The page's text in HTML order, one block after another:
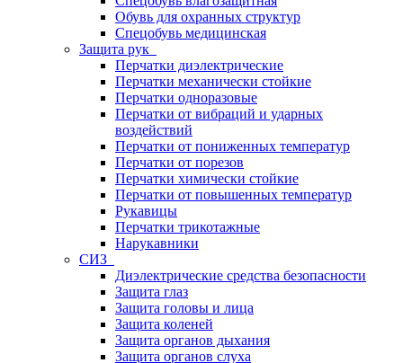
Обувь для охранных структур
Спецобувь медицинская
Защита рук
Перчатки диэлектрические
Перчатки механически стойкие
Перчатки одноразовые
Перчатки от вибраций и ударных
воздействий
Перчатки от пониженных температур
Перчатки от порезов
Перчатки химически стойкие
Перчатки от повышенных температур
Рукавицы
Перчатки трикотажные
Нарукавники
СИЗ
Диэлектрические средства безопасности
Защита глаз
Защита головы и лица
Защита коленей
Защита органов дыхания
Защита органов слуха